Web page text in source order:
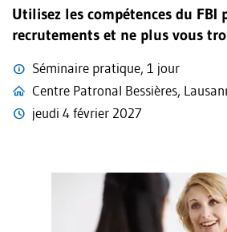
Utilisez les compétences du FBI
recrutements et ne plus vous
Séminaire pratique, 1 jour
Centre Patronal Bessières,
jeudi 4 février 2027